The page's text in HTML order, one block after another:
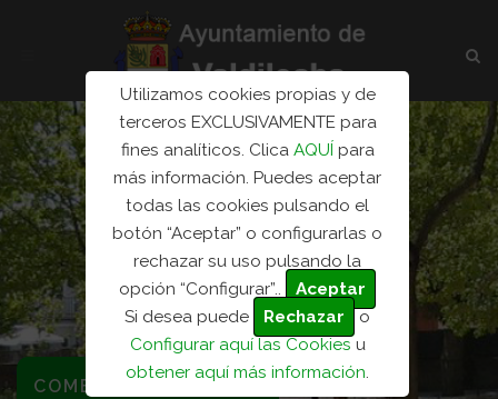
Utilizamos cookies propias y de
terceros EXCLUSIVAMENTE para
fines analíticos. Clica AQUÍ para
más información. Puedes aceptar
todas las cookies pulsando el
botón “Aceptar” o configurarlas o
rechazar su uso pulsando la
opción “Configurar”..
Aceptar
Si desea puede
Rechazar
o
Configurar aquí las Cookies u
obtener aquí más información.
COMERCIOS LOCALES